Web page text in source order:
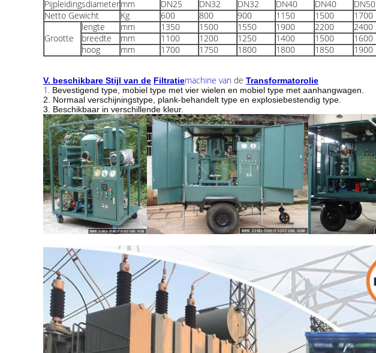
Pijpleidingsdiametermm DN25 DN32 DN32 DN40 DN40 DN50
Netto Gewicht
Kg 600 800 900 1150 1500 1700
Grootte
lengte mm 1350 1500 1550 1900 2200 2400
breedte
mm 1100 1200 1250 1400 1500 1600
hoog
mm 1700 1750 1800 1800 1850 1900
V. beschikbare Stijl van de Filtratiemachine van de Transformatorolie
1. Bevestigend type, mobiel type met vier wielen en mobiel type met aanhangwagen.
2. Normaal verschijningstype, plank-behandelt type en explosiebestendig type.
3. Beschikbaar in verschillende kleur.